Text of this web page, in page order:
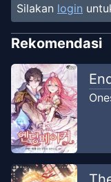
Chapter2
Soul Scans ID
Chapter1
Soul Scans ID
Chapter0
Soul Scans ID
Silakan login
Rekomendasi